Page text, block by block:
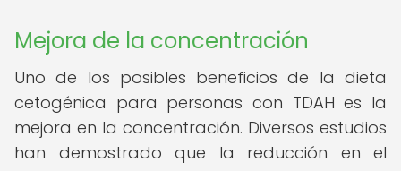
Mejora de la concentración
Uno de los posibles beneficios de la dieta
cetogénica para personas con TDAH es la
mejora en la concentración. Diversos estudios
han demostrado que la reducción en el